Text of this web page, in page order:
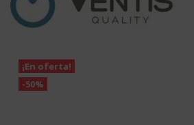
¡En oferta!
-50%